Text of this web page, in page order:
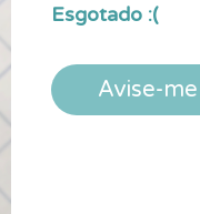
Esgotado :(
Avise-